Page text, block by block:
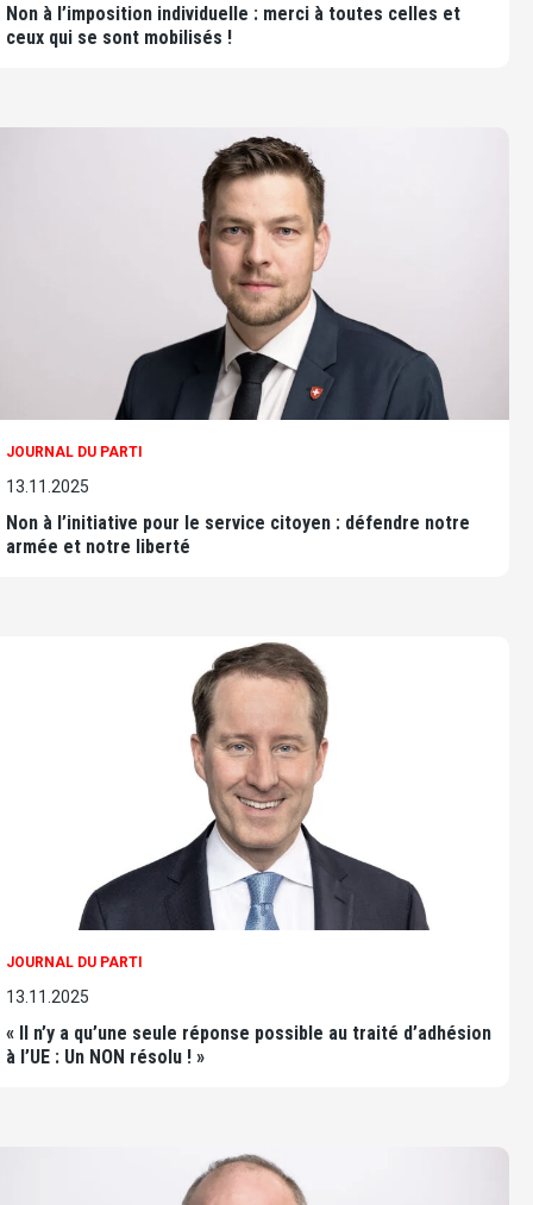
Non à l’imposition individuelle : merci à toutes celles et
ceux qui se sont mobilisés !
JOURNAL DU PARTI
13.11.2025
Non à l’initiative pour le service citoyen : défendre notre
armée et notre liberté
JOURNAL DU PARTI
13.11.2025
« Il n’y a qu’une seule réponse possible au traité d’adhésion
à l’UE : Un NON résolu ! »